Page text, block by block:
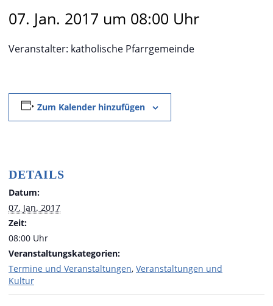
07. Jan. 2017 um 08:00 Uhr
Veranstalter: katholische Pfarrgemeinde
Zum Kalender hinzufügen
DETAILS
Datum:
07. Jan. 2017
Zeit:
08:00 Uhr
Veranstaltungskategorien:
Termine und Veranstaltungen, Veranstaltungen und
Kultur